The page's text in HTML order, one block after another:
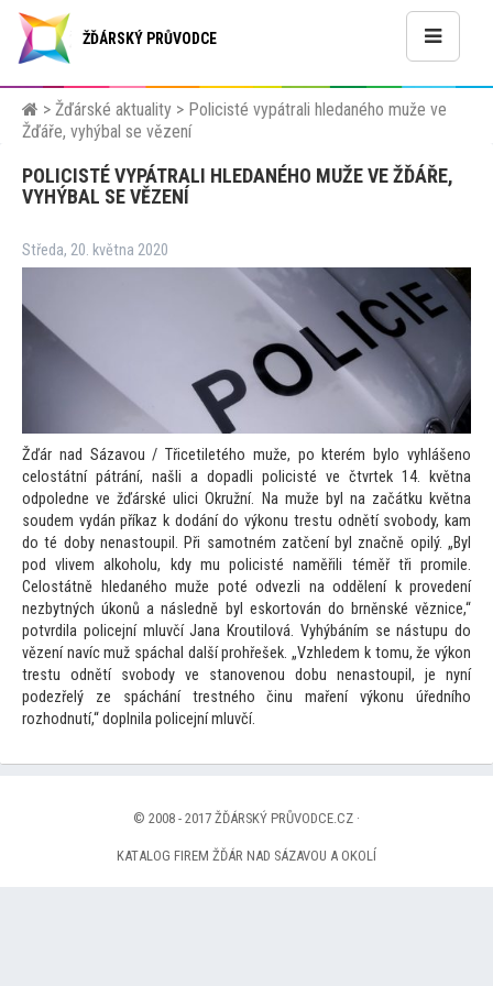
ŽĎÁRSKÝ PRŮVODCE
> Žďárské aktuality > Policisté vypátrali hledaného muže ve
Žďáře, vyhýbal se vězení
POLICISTÉ VYPÁTRALI HLEDANÉHO MUŽE VE ŽĎÁŘE,
VYHÝBAL SE VĚZENÍ
Středa, 20. května 2020
Žďár nad Sázavou / Třicetiletého muže, po kterém bylo vyhlášeno
celostátní pátrání, našli a dopadli policisté ve čtvrtek 14. května
odpoledne ve žďárské ulici Okružní. Na muže byl na začátku května
soudem vydán příkaz k dodání do výkonu trestu odnětí svobody, kam
do té doby nenastoupil. Při samotném zatčení byl značně opilý. „Byl
pod vlivem alkoholu, kdy mu policisté naměřili téměř tři promile.
Celostátně hledaného muže poté odvezli na oddělení k provedení
nezbytných úkonů a následně byl eskortován do brněnské věznice,“
potvrdila policejní mluvčí Jana Kroutilová. Vyhýbáním se nástupu do
vězení navíc muž spáchal další prohřešek. „Vzhledem k tomu, že výkon
trestu odnětí svobody ve stanovenou dobu nenastoupil, je nyní
podezřelý ze spáchání trestného činu maření výkonu úředního
rozhodnutí,“ doplnila policejní mluvčí.
© 2008 - 2017 ŽĎÁRSKÝ PRŮVODCE.CZ ·
KATALOG FIREM ŽĎÁR NAD SÁZAVOU A OKOLÍ